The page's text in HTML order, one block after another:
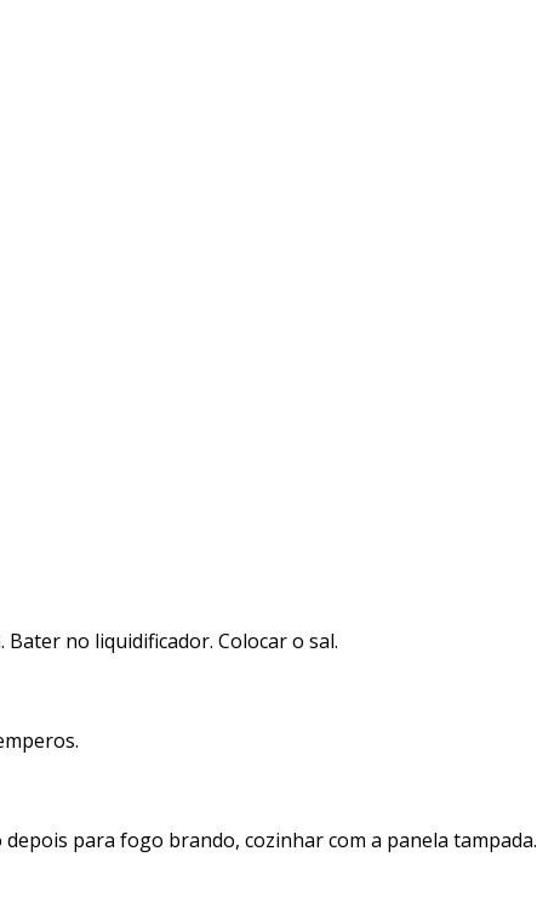
no liquidificador. Colocar o sal.
para fogo brando, cozinhar com a panela tampada.